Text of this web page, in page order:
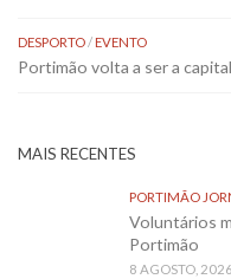
DESPORTO/EVENTO
Portimão volta a ser a
MAIS RECENTES
PORTIMÃO
Voluntários
Portimão
8 AGOSTO, 2026